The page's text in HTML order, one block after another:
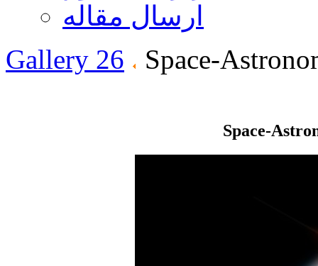
ارسال مقاله
Gallery 26
Space-
Space-